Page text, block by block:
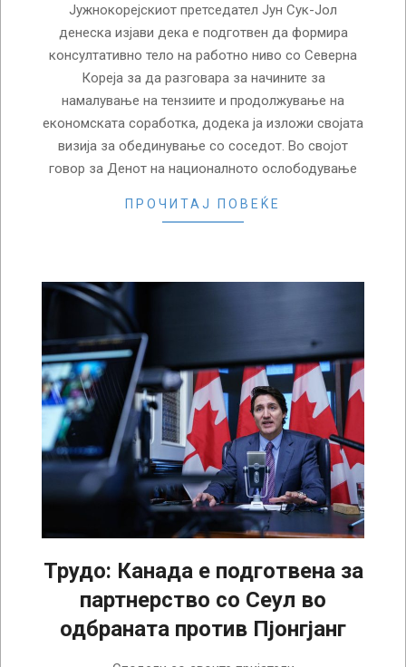
Јужнокорејскиот претседател Јун Сук-Јол
денеска изјави дека е подготвен да формира
консултативно тело на работно ниво со Северна
Кореја за да разговара за начините за
намалување на тензиите и продолжување на
економската соработка, додека ја изложи својата
визија за обединување со соседот. Во својот
говор за Денот на националното ослободување
ПРОЧИТАЈ ПОВЕЌЕ
Трудо: Канада е подготвена за
партнерство со Сеул во
одбраната против Пјонгјанг